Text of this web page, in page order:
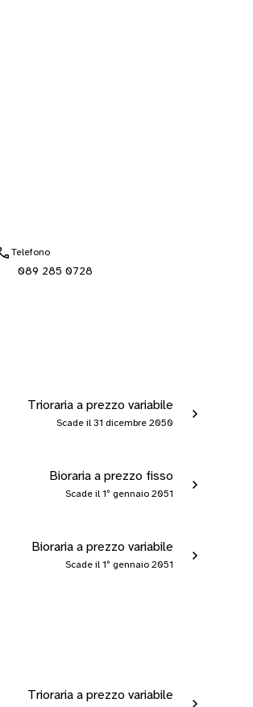
Telefono
089 285 0728
Trioraria a prezzo variabile
Scade il 31 dicembre 2050
Bioraria a prezzo fisso
Scade il 1º gennaio 2051
Bioraria a prezzo variabile
Scade il 1º gennaio 2051
Trioraria a prezzo variabile